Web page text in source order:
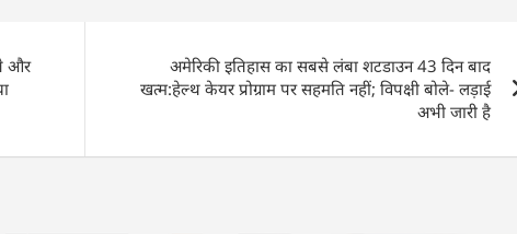
और
अमेरिकी इतिहास का सबसे लंबा शटडाउन 43 दिन बाद
खत्म:हेल्थ केयर प्रोग्राम पर सहमति नहीं; विपक्षी बोले- लड़ाई
अभी जारी है